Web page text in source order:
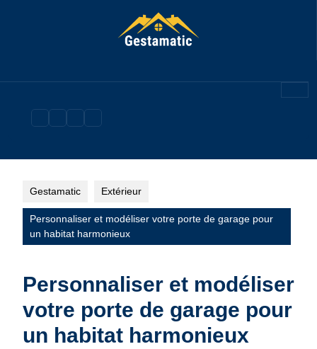
Gestamatic Extérieur
Personnaliser et modéliser votre porte de garage pour
un habitat harmonieux
Personnaliser et modéliser
votre porte de garage pour
un habitat harmonieux